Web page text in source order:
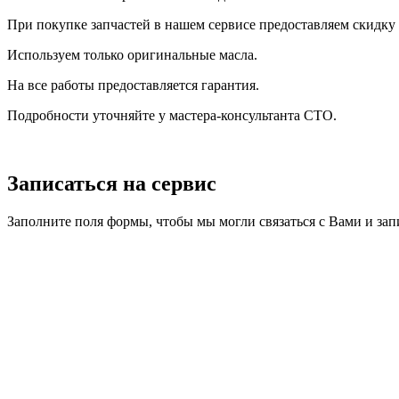
При покупке запчастей в нашем сервисе предоставляем
Используем только оригинальные масла.
На все работы предоставляется гарантия.
Подробности уточняйте у мастера-консультанта СТО.
Записаться на сервис
Заполните поля формы, чтобы мы могли связаться с Вами и